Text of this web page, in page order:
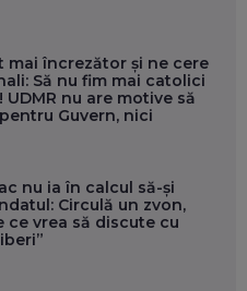
mai încrezător și ne cere
Să nu fim mai catolici
nu are motive să
Guvern, nici
nu ia în calcul să-și
Circulă un zvon,
ce vrea să discute cu